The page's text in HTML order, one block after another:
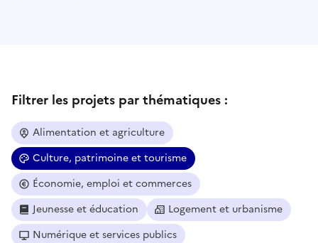
Filtrer les projets par thématiques :
Alimentation et agriculture
Culture, patrimoine et tourisme
Économie, emploi et commerces
Jeunesse et éducation
Logement et urbanisme
Numérique et services publics